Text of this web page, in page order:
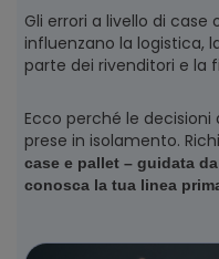
Gli errori a livello di
influenzano la logistica,
parte dei rivenditori e la
Ecco perché le decisioni
prese in isolamento.
case e pallet – guidata
conosca la tua linea